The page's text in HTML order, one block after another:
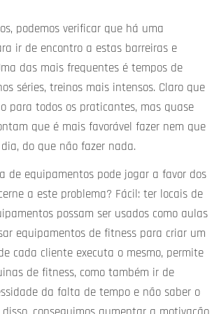
podemos verificar que há uma
ir de encontro a estas barreiras e
das mais frequentes é tempos de
séries, treinos mais intensos. Claro que
para todos os praticantes, mas quase
que é mais favorável fazer nem que
do que não fazer nada.
de equipamentos pode jogar a favor dos
a este problema? Fácil: ter locais de
possam ser usados como aulas
equipamentos de fitness para criar um
cada cliente executa o mesmo, permite
de fitness, como também ir de
da falta de tempo e não saber o